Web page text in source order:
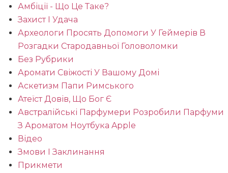
Амбіції - Що Це Таке?
Захист І Удача
Археологи Просять Допомоги У Геймерів В
Розгадки Стародавньої Головоломки
Без Рубрики
Аромати Свіжості У Вашому Домі
Аскетизм Папи Римського
Атеїст Довів, Що Бог Є
Австралійські Парфумери Розробили Парфуми
З Ароматом Ноутбука Apple
Відео
Змови І Заклинання
Прикмети